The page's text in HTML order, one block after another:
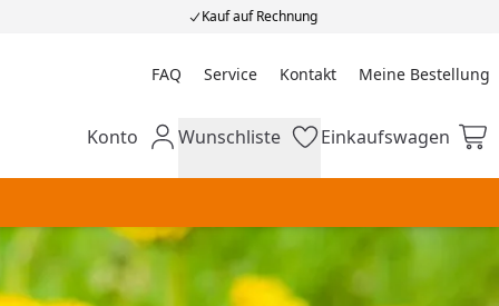
Kauf auf Rechnung
FAQ Service Kontakt Meine Bestellung
Meine Bestellung
Mein Konto
Konto Wunschliste
Wunschliste Einkaufswagen
Einkaufswagen